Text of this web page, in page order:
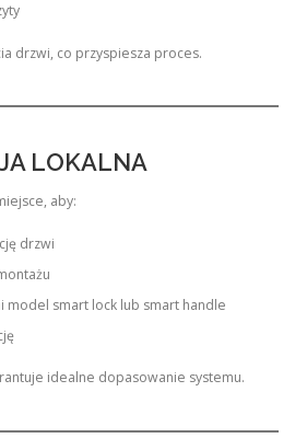
drzwi, co przyspiesza proces.
LOKALNA
aby:
drzwi
smart lock lub smart handle
idealne dopasowanie systemu.